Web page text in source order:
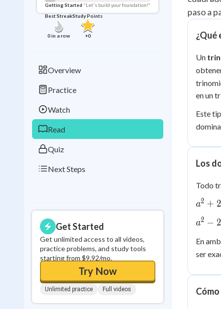
Getting Started "Let's build your foundation!"
Best Streak
0in a row
Study Points
+0
Overview
Practice
Watch
Read
Quiz
Next Steps
Get Started
Get unlimited access to all videos,
practice problems, and study tools
starting from $9.92/mo.
Try Now
Unlimited practice Full videos
Pug Score
Getting Started
Videos
Read
in a row +
paso a
¿Qué
Un
en un
Este
Los
Todo
a^2 +
2ab +
b^2 =
a2 + 2
a^2
2ab
+
=
(a-
a2 − 2
En
ser